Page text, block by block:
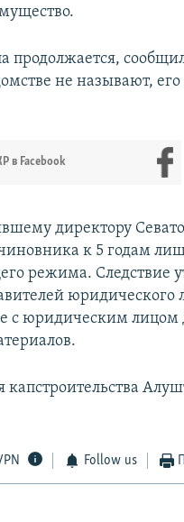
продолжается,
не называют,
в Facebook
директору
к 5 годам
режима. Следствие
юридического
с юридическим лицом
капстроительства
Follow us